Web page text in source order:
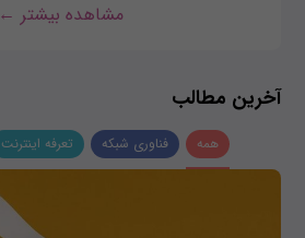
مشاهده بیشتر ←
آخرین مطالب
همه فناوری شبکه تعرفه اینترنت